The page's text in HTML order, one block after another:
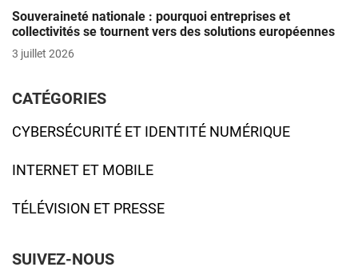
Souveraineté nationale : pourquoi entreprises et
collectivités se tournent vers des solutions européennes
3 juillet 2026
CATÉGORIES
CYBERSÉCURITÉ ET IDENTITÉ NUMÉRIQUE
INTERNET ET MOBILE
TÉLÉVISION ET PRESSE
SUIVEZ-NOUS